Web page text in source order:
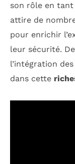
son rôle en tant
attire de
pour enrichir
leur sécurité.
l’intégration
dans cette